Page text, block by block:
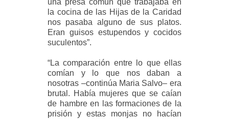
una presa común que trabajaba en
la cocina de las Hijas de la Caridad
nos pasaba alguno de sus platos.
Eran guisos estupendos y cocidos
suculentos”.
“La comparación entre lo que ellas
comían y lo que nos daban a
nosotras –continúa Maria Salvo– era
brutal. Había mujeres que se caían
de hambre en las formaciones de la
prisión y estas monjas no hacían